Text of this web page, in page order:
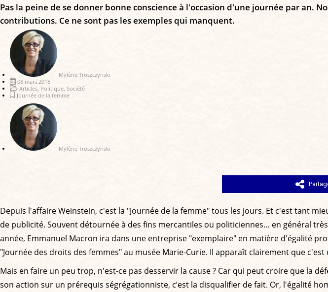
Pas la peine de se donner bonne conscience à l'occasion d'une journée par an.
contributions. Ce ne sont pas les exemples qui manquent.
Mylène Troszczynski
08 mars 2018
Articles Politique Société
Journée de la femme
Mylène Troszczynski
Depuis l'affaire Weinstein, c'est la "Journée de la femme" tous les jours. Et c'est tant
de publicité. Souvent détournée à des fins mercantiles ou politiciennes… en général
année, Emmanuel Macron ira dans une entreprise "exemplaire" en matière d'égalité
"Journée des droits des femmes" au musée Marie-Curie. Il apparaît clairement que c'est
Mais en faire un peu trop, n'est-ce pas desservir la cause ? Car qui peut croire que la
son action sur un prérequis ségrégationniste, c’est la disqualifier de fait. Or, l'égalité